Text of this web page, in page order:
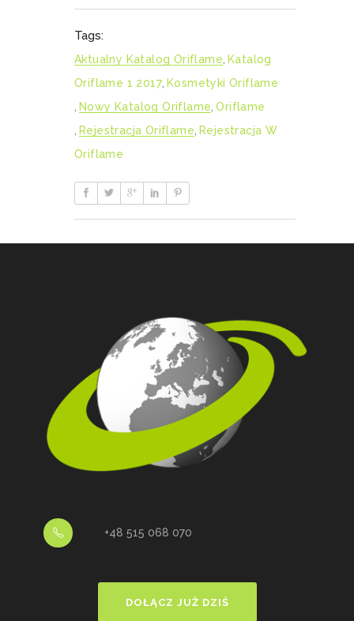
Tags:
Aktualny Katalog Oriflame Katalog
Oriflame 1 2017 Kosmetyki Oriflame
Nowy Katalog Oriflame Oriflame
Rejestracja Oriflame Rejestracja W
Oriflame
+48 515 068 070
DOŁĄCZ JUŻ DZIŚ